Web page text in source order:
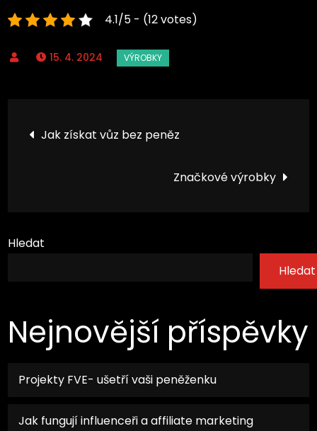
4.1/5 - (12 votes)
15. 4. 2024
Navigace
Jak získat vůz bez peněz
Značkové výrobky
Hledat
Hledat
Nejnovější příspěvky
Projekty FVE- ušetří vaši peněženku
Jak fungují influenceři a affiliate marketing